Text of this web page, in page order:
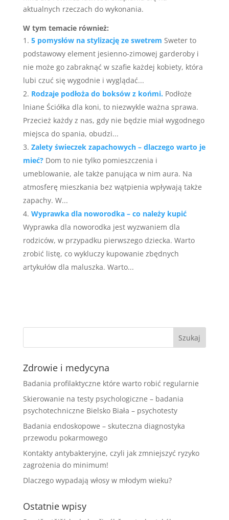
aktualnych rzeczach do wykonania.
W tym temacie również:
5 pomysłów na stylizację ze swetrem Sweter to
podstawowy element jesienno-zimowej garderoby i
nie może go zabraknąć w szafie każdej kobiety, która
lubi czuć się wygodnie i wyglądać...
Rodzaje podłoża do boksów z końmi. Podłoże
lniane Ściółka dla koni, to niezwykle ważna sprawa.
Przecież każdy z nas, gdy nie będzie miał wygodnego
miejsca do spania, obudzi...
Zalety świeczek zapachowych – dlaczego warto je
mieć? Dom to nie tylko pomieszczenia i
umeblowanie, ale także panująca w nim aura. Na
atmosferę mieszkania bez wątpienia wpływają także
zapachy. W...
Wyprawka dla noworodka – co należy kupić
Wyprawka dla noworodka jest wyzwaniem dla
rodziców, w przypadku pierwszego dziecka. Warto
zrobić listę, co wykluczy kupowanie zbędnych
artykułów dla maluszka. Warto...
Zdrowie i medycyna
Badania profilaktyczne które warto robić regularnie
Skierowanie na testy psychologiczne – badania
psychotechniczne Bielsko Biała – psychotesty
Badania endoskopowe – skuteczna diagnostyka
przewodu pokarmowego
Kontakty antybakteryjne, czyli jak zmniejszyć ryzyko
zagrożenia do minimum!
Dlaczego wypadają włosy w młodym wieku?
Ostatnie wpisy